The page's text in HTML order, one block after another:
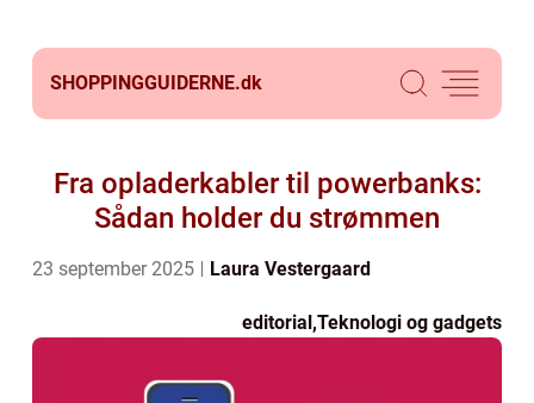
SHOPPINGGUIDERNE.dk
Fra opladerkabler til powerbanks:
Sådan holder du strømmen
23 september 2025 Laura Vestergaard
editorial,Teknologi og gadgets